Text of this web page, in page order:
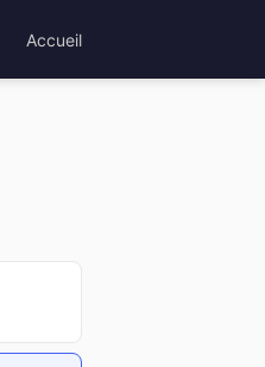
Accueil